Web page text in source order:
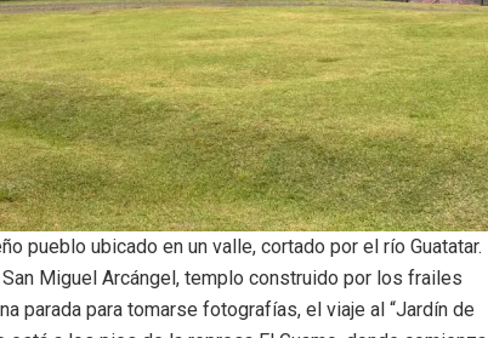
pueblo ubicado en un valle, cortado por el río Guatatar.
Miguel Arcángel, templo construido por los frailes
parada para tomarse fotografías, el viaje al “Jardín de